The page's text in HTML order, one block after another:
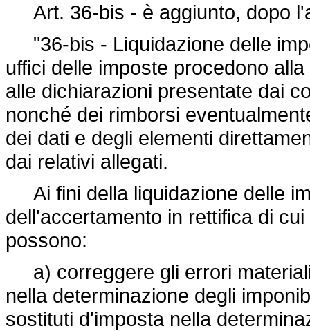
Art. 36-bis - è aggiunto, dopo
"36-bis - Liquidazione delle
uffici delle imposte procedono
alle dichiarazioni presentate dai
nonché dei rimborsi
dei dati e degli elementi
dai relativi allegati.
Ai fini della liquidazione delle
dell'accertamento in rettifica di
possono:
a) correggere gli errori
nella determinazione degli
sostituti d'imposta nella